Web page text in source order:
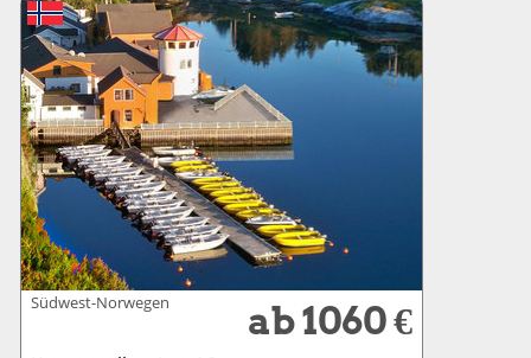
Südwest-Norwegen ab 1060 €